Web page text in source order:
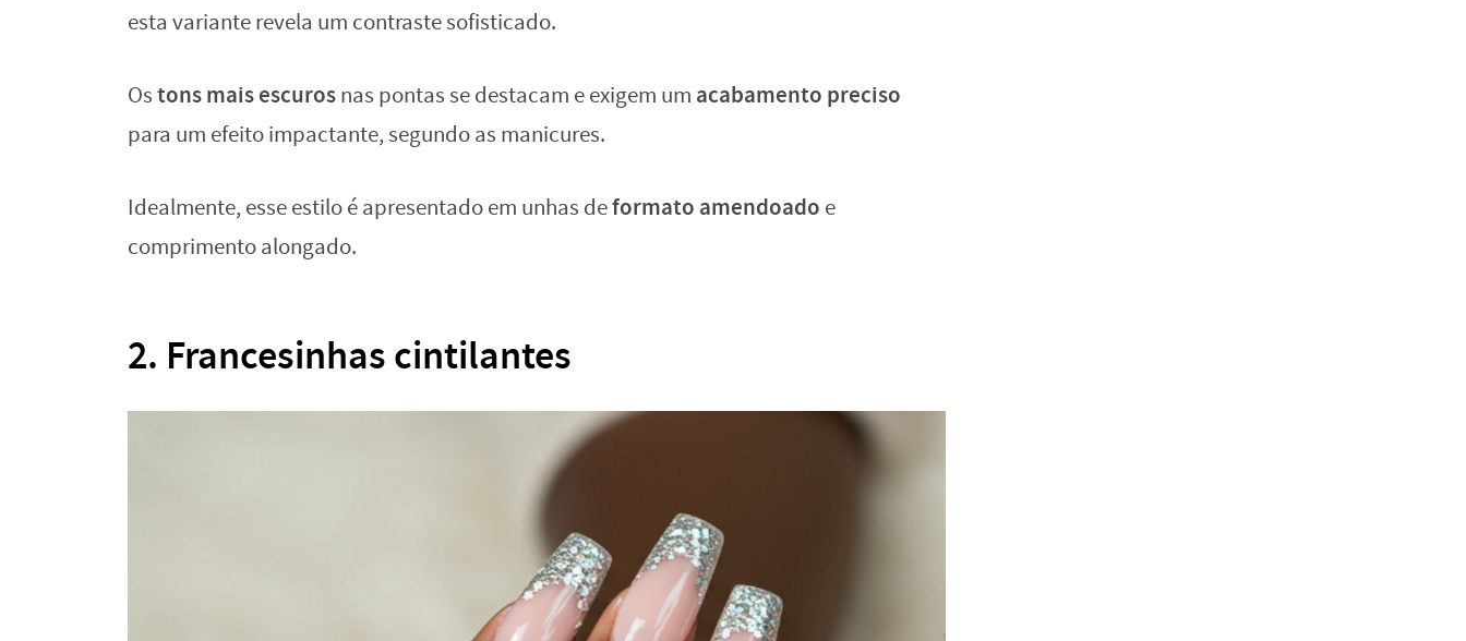
esta variante revela um contraste sofisticado.
Ostons mais escurosnas pontas se destacam e exigem um acabamento preciso
para um efeito impactante, segundo as manicures.
Idealmente, esse estilo é apresentado em unhas deformato amendoado e
comprimento alongado.
2. Francesinhas cintilantes